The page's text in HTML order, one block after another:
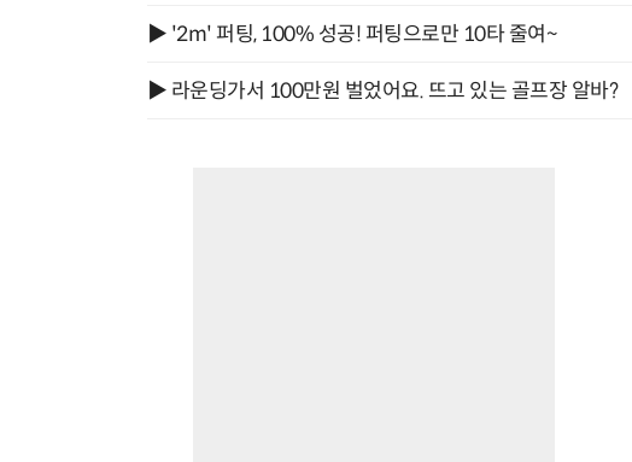
▶ '2m' 퍼팅, 100% 성공! 퍼팅으로만 10타 줄여~
▶ 라운딩가서 100만원 벌었어요. 뜨고 있는 골프장 알바?